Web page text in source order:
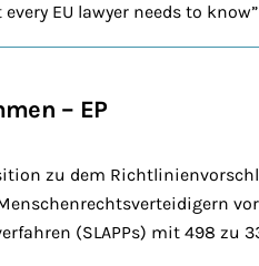
EU lawyer needs to
– EP
zu dem
(SLAPPs) mit 498 zu